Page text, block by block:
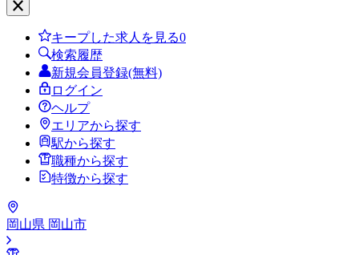
キープした求人を見る0
検索履歴
新規会員登録(無料)
ログイン
ヘルプ
エリアから探す
駅から探す
職種から探す
特徴から探す
岡山県 岡山市